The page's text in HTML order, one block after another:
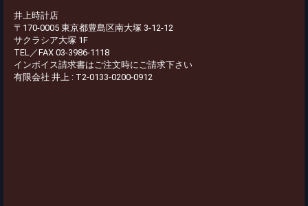
井上時計店
〒170-0005 東京都豊島区南大塚 3-12-12
サクラシア大塚 1F
TEL／FAX 03-3986-1118
インボイス請求書はご注文時にご請求下さい
有限会社 井上 : T2-0133-0200-0912